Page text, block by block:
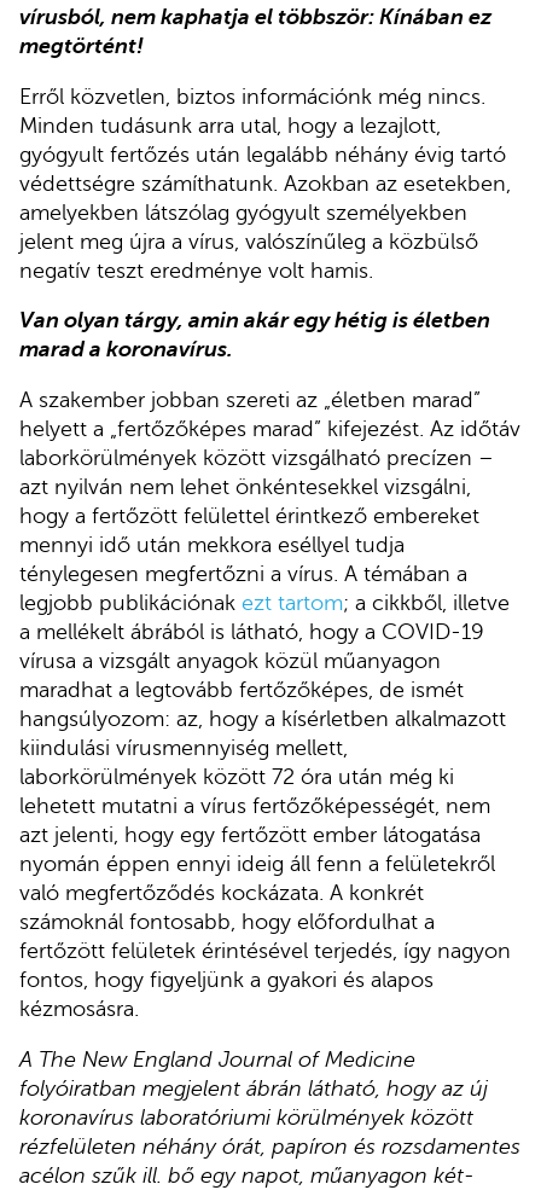
vírusból, nem kaphatja el többször: Kínában ez
megtörtént!
Erről közvetlen, biztos információnk még nincs.
Minden tudásunk arra utal, hogy a lezajlott,
gyógyult fertőzés után legalább néhány évig tartó
védettségre számíthatunk. Azokban az esetekben,
amelyekben látszólag gyógyult személyekben
jelent meg újra a vírus, valószínűleg a közbülső
negatív teszt eredménye volt hamis.
Van olyan tárgy, amin akár egy hétig is életben
marad a koronavírus.
A szakember jobban szereti az „életben marad”
helyett a „fertőzőképes marad” kifejezést. Az időtáv
laborkörülmények között vizsgálható precízen –
azt nyilván nem lehet önkéntesekkel vizsgálni,
hogy a fertőzött felülettel érintkező embereket
mennyi idő után mekkora eséllyel tudja
ténylegesen megfertőzni a vírus. A témában a
legjobb publikációnak ezt tartom; a cikkből, illetve
a mellékelt ábrából is látható, hogy a COVID-19
vírusa a vizsgált anyagok közül műanyagon
maradhat a legtovább fertőzőképes, de ismét
hangsúlyozom: az, hogy a kísérletben alkalmazott
kiindulási vírusmennyiség mellett,
laborkörülmények között 72 óra után még ki
lehetett mutatni a vírus fertőzőképességét, nem
azt jelenti, hogy egy fertőzött ember látogatása
nyomán éppen ennyi ideig áll fenn a felületekről
való megfertőződés kockázata. A konkrét
számoknál fontosabb, hogy előfordulhat a
fertőzött felületek érintésével terjedés, így nagyon
fontos, hogy figyeljünk a gyakori és alapos
kézmosásra.
A The New England Journal of Medicine
folyóiratban megjelent ábrán látható, hogy az új
koronavírus laboratóriumi körülmények között
rézfelületen néhány órát, papíron és rozsdamentes
acélon szűk ill. bő egy napot, műanyagon két-